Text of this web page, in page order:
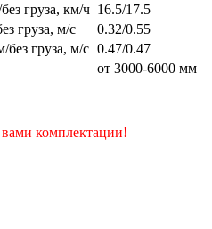
груза, км/ч 16.5/17.5
груза, м/с
0.32/0.55
без груза, м/с 0.47/0.47
от 3000-6000 мм
комплектации!